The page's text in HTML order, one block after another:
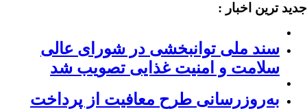
ترین اخبار :
سند ملی توانبخشی در شورای عالی
سلامت و امنیت غذایی تصویب شد
به‌روزرسانی طرح معافیت از پرداخت